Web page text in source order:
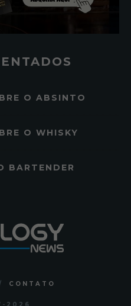
O ABSINTO
O WHISKY
BARTENDER
CONTATO